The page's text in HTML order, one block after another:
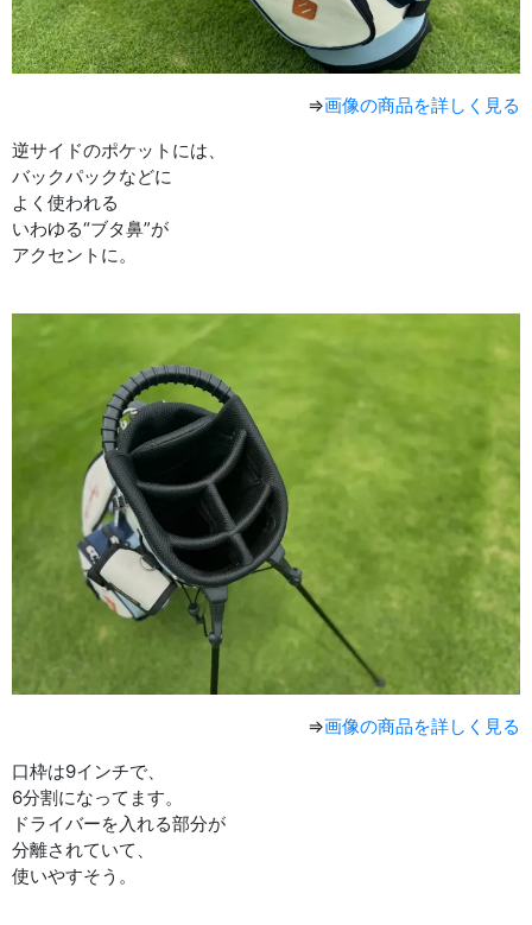
⇒画像の商品を詳しく見る
逆サイドのポケットには、
バックパックなどに
よく使われる
いわゆる“ブタ鼻”が
アクセントに。
⇒画像の商品を詳しく見る
口枠は9インチで、
6分割になってます。
ドライバーを入れる部分が
分離されていて、
使いやすそう。